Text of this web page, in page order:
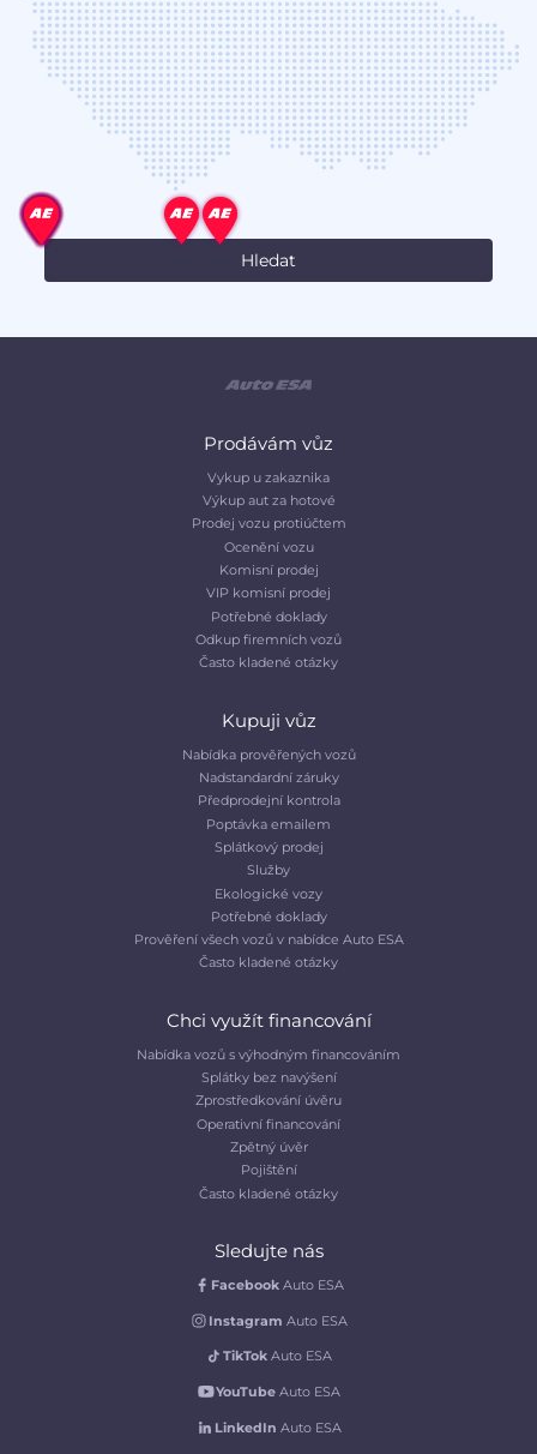
Prodávám vůz
Vykup u zakaznika
Výkup aut za hotové
Prodej vozu protiúčtem
Ocenění vozu
Komisní prodej
VIP komisní prodej
Potřebné doklady
Odkup firemních vozů
Často kladené otázky
Kupuji vůz
Nabídka prověřených vozů
Nadstandardní záruky
Předprodejní kontrola
Poptávka emailem
Splátkový prodej
Služby
Ekologické vozy
Potřebné doklady
Prověření všech vozů v nabídce Auto ESA
Často kladené otázky
Chci využít financování
Nabídka vozů s výhodným financováním
Splátky bez navýšení
Zprostředkování úvěru
Operativní financování
Zpětný úvěr
Pojištění
Často kladené otázky
Sledujte nás
Facebook Auto ESA
Instagram Auto ESA
TikTok Auto ESA
YouTubeAuto ESA
LinkedIn Auto ESA